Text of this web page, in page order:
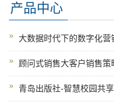
产品中心
大数据时代下的数字化营
顾问式销售大客户销售策
青岛出版社-智慧校园共